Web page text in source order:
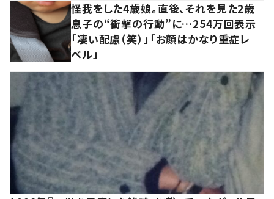
怪我をした4歳娘。直後、それを見た2歳
息子の“衝撃の行動”に…254万回表示
「凄い配慮（笑）」「お顔はかなり重症レ
ベル」